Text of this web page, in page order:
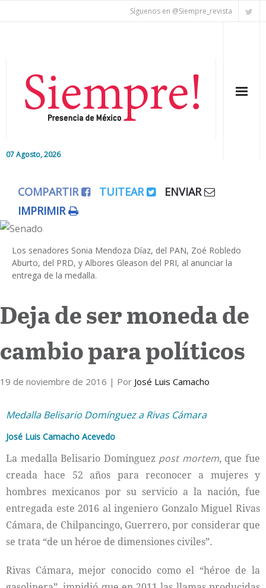
Síguenos en @Siempre_revista
07 Agosto, 2026
Editorial
Nacional
Colaboradores
Cultura
COMPARTIR TUITEAR
ENVIAR
IMPRIMIR
Los senadores Sonia Mendoza Díaz, del PAN, Zoé Robledo
Aburto, del PRD, y Albores Gleason del PRI, al anunciar la
entrega de la medalla.
Deja de ser moneda de
cambio para políticos
19 de noviembre de 2016 | Por José Luis Camacho
Medalla Belisario Domínguez a Rivas Cámara
José Luis Camacho Acevedo
La medalla Belisario Domínguez post mortem, que fue
creada hace 52 años para reconocer a mujeres y
hombres mexicanos por su servicio a la nación, fue
entregada este 2016 al ingeniero Gonzalo Miguel Rivas
Cámara, de Chilpancingo, Guerrero, por considerar que
se trata “de un héroe de dimensiones civiles”.
Rivas Cámara, mejor conocido como el “héroe de la